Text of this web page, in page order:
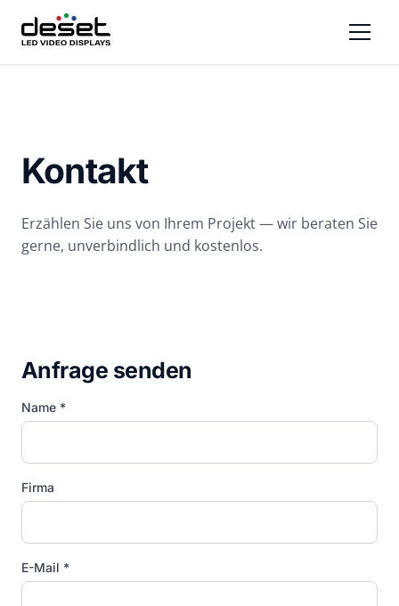
Kontakt
Erzählen Sie uns von Ihrem Projekt — wir beraten Sie
gerne, unverbindlich und kostenlos.
Anfrage senden
Name *
Firma
E-Mail *